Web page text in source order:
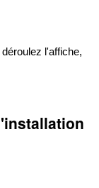
l'affiche,